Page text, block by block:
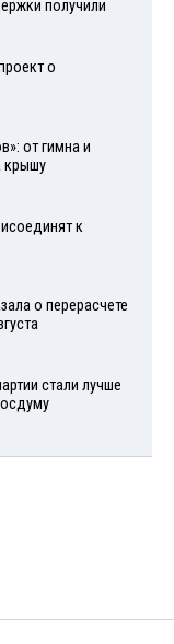
получили
о
от гимна и
крышу
к
о перерасчете
стали лучше